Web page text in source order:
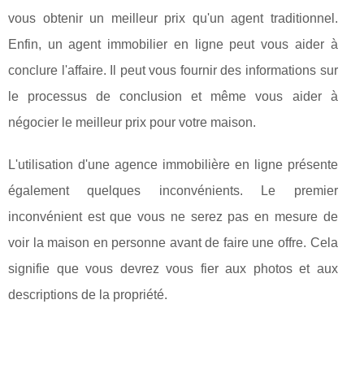
vous obtenir un meilleur prix qu'un agent traditionnel.
Enfin, un agent immobilier en ligne peut vous aider à
conclure l'affaire. Il peut vous fournir des informations sur
le processus de conclusion et même vous aider à
négocier le meilleur prix pour votre maison.
L'utilisation d'une agence immobilière en ligne présente
également quelques inconvénients. Le premier
inconvénient est que vous ne serez pas en mesure de
voir la maison en personne avant de faire une offre. Cela
signifie que vous devrez vous fier aux photos et aux
descriptions de la propriété.